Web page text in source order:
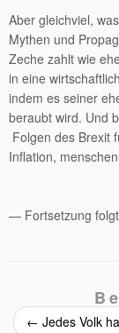
Aber gleichviel,
Mythen und
Zeche zahlt wie
in eine
indem es seiner
beraubt wird. Und
Folgen des Brexit
Inflation,
— Fortsetzung
← Jedes Volk